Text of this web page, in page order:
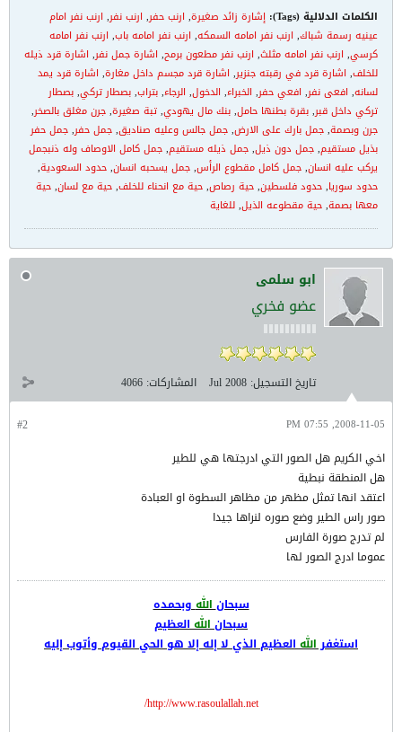
الكلمات الدلالية (Tags): إشارة زائد صغيرة, ارنب حفر, ارنب نفر, ارنب نفر امام
عينيه رسمة شباك, ارنب نفر امامه السمكه, ارنب نفر امامه باب, ارنب نفر امامه
كرسي, ارنب نفر امامه مثلث, ارنب نفر مطعون برمح, اشارة جمل نفر, اشارة قرد ذيله
للخلف, اشارة قرد في رقبته جنزير, اشارة قرد مجسم داخل مغارة, اشارة قرد يمد
لسانه, افعى نفر, افعي حفر, الخبراء, الدخول, الرجاء,بتراب,بصطار تركي,بصطار
تركي داخل قبر,بقرة بطنها حامل,بنك مال يهودي,تبة صغيرة,جرن مغلق بالصخر,
جرن وبصمة,جمل بارك على الارض,جمل جالس وعليه صناديق,جمل حفر,جمل حفر
بذيل مستقيم,جمل دون ذيل,جمل ذيله مستقيم,جمل كامل الاوصاف وله ذنبجمل
يركب عليه انسان,جمل كامل مقطوع الرأس,جمل يسحبه انسان,حدود السعودية,
حدود سوريا,حدود فلسطين,حية رصاص,حية مع انحناء للخلف,حية مع لسان,حية
معها بصمة,حية مقطوعه الذيل,للغاية
ابو سلمى
عضو فخري
تاريخ التسجيل: Jul 2008 المشاركات: 4066
#2 2008-11-05, 07:55 PM
اخي الكريم هل الصور التي ادرجتها هي للطير
هل المنطقة نبطية
اعتقد انها تمثل مظهر من مظاهر السطوة او العبادة
صور راس الطير وضع صوره لنراها جيدا
لم تدرج صورة الفارس
عموما ادرج الصور لها
سبحاناللهوبحمده
سبحاناللهالعظيم
استغفراللهالعظيم الذي لا إله إلا هو الحي القيوم وأتوب إليه
http://www.rasoulallah.net/